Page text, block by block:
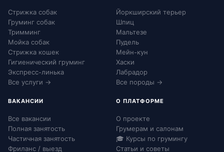
Стрижка собак
Груминг собак
Тримминг
Мойка собак
Стрижка кошек
Гигиенический груминг
Экспресс-линька
Все услуги →
Йоркширский терьер
Шпиц
Мальтезе
Пудель
Мейн-кун
Хаски
Лабрадор
Все породы →
ВАКАНСИИ
Все вакансии
Полная занятость
Частичная занятость
Фриланс / выезд
О ПЛАТФОРМЕ
О проекте
Грумерам и салонам
🎓 Курсы по грумингу
Статьи и советы